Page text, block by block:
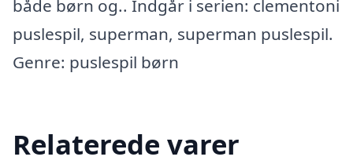
både børn og.. Indgår i serien: clementoni
puslespil, superman, superman puslespil.
Genre: puslespil børn
Relaterede varer